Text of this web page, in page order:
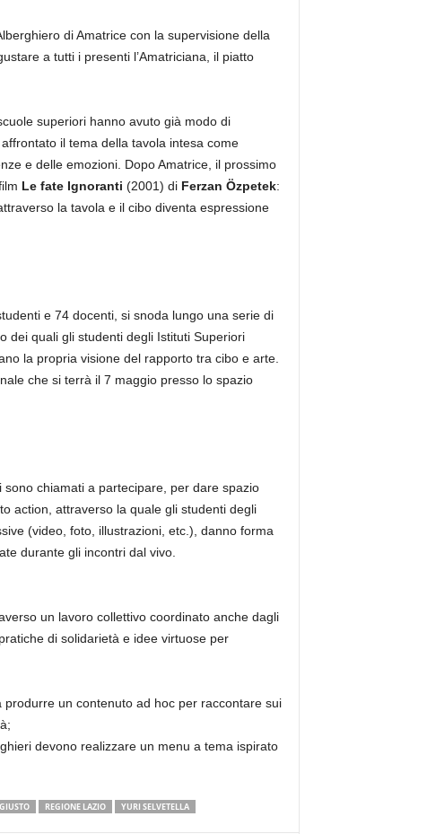
di Amatrice con la supervisione della
a tutti i presenti l’Amatriciana, il piatto
superiori hanno avuto già modo di
il tema della tavola intesa come
e delle emozioni. Dopo Amatrice, il prossimo
Le fate Ignoranti (2001) di Ferzan Özpetek:
la tavola e il cibo diventa espressione
e 74 docenti, si snoda lungo una serie di
dei quali gli studenti degli Istituti Superiori
la propria visione del rapporto tra cibo e arte.
che si terrà il 7 maggio presso lo spazio
chiamati a partecipare, per dare spazio
action, attraverso la quale gli studenti degli
(video, foto, illustrazioni, etc.), danno forma
durante gli incontri dal vivo.
un lavoro collettivo coordinato anche dagli
di solidarietà e idee virtuose per
produrre un contenuto ad hoc per raccontare sui
devono realizzare un menu a tema ispirato
GIUSTO REGIONE LAZIO YURI SELVETELLA